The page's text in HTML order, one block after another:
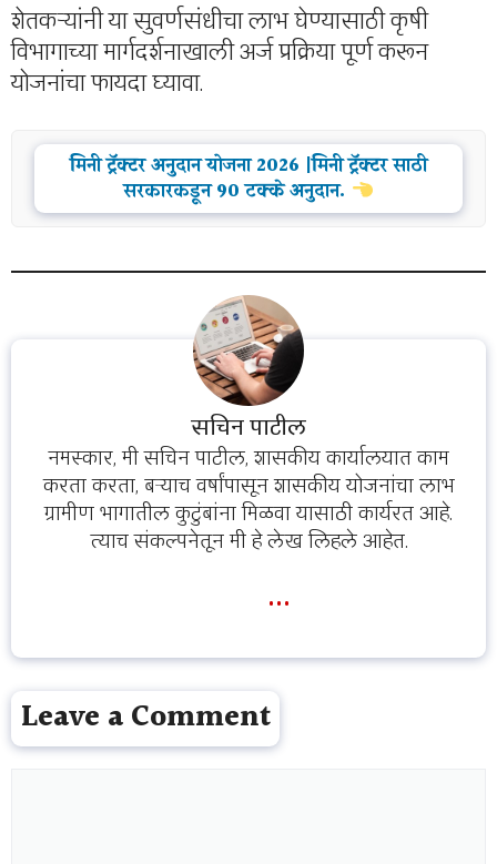
शेतकऱ्यांनी या सुवर्णसंधीचा लाभ घेण्यासाठी कृषी
विभागाच्या मार्गदर्शनाखाली अर्ज प्रक्रिया पूर्ण करून
योजनांचा फायदा घ्यावा.
मिनी ट्रॅक्टर अनुदान योजना 2026 |मिनी ट्रॅक्टर साठी
सरकारकडून 90 टक्के अनुदान.
सचिन पाटील
नमस्कार, मी सचिन पाटील, शासकीय कार्यालयात काम
करता करता, बऱ्याच वर्षांपासून शासकीय योजनांचा लाभ
ग्रामीण भागातील कुटुंबांना मिळवा यासाठी कार्यरत आहे.
त्याच संकल्पनेतून मी हे लेख लिहले आहेत.
...
Leave a Comment